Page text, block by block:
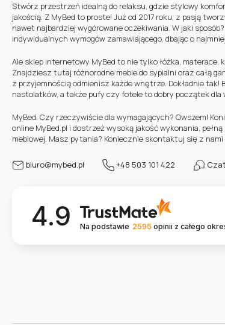
Stwórz przestrzeń idealną do relaksu, gdzie stylowy
jakością. Z MyBed to proste! Już od 2017 roku, z pasją
nawet najbardziej wygórowane oczekiwania. W jaki
indywidualnych wymogów zamawiającego, dbając o
Ale sklep internetowy MyBed to nie tylko łóżka, materace,
Znajdziesz tutaj różnorodne meble do sypialni oraz całą
z przyjemnością odmienisz każde wnętrze. Dokładnie tak!
nastolatków, a także pufy czy fotele to dobry początek dla
MyBed. Czy rzeczywiście dla wymagających? Owszem!
online MyBed.pl i dostrzeż wysoką jakość wykonania,
meblowej. Masz pytania? Koniecznie skontaktuj się z nami
biuro@mybed.pl +48 503 101 422
4.9 Na podstawie 2595 opinii z całego